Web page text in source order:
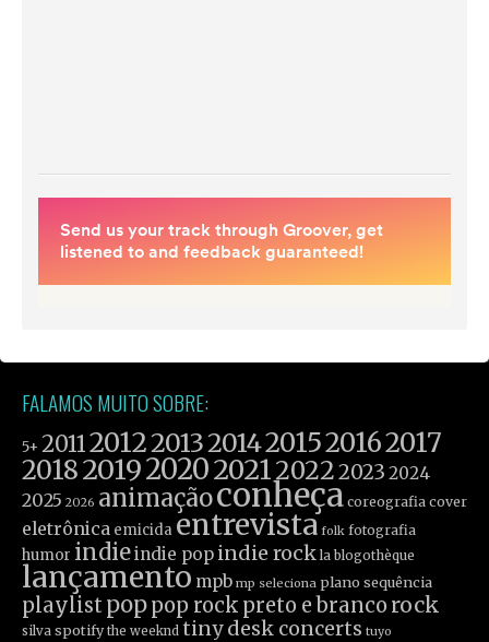
FALAMOS MUITO SOBRE:
5+ 2011201220132014201520162017
201820192020202120222023 2024
2025 2026 animaçãoconheça coreografia cover
eletrônica emicida entrevista folk fotografia
humor indieindie pop indie rock la blogothèque
lançamento mpb mp seleciona plano sequência
playlist poppop rock preto e branco rock
silva spotify the weeknd tiny desk concerts tuyo